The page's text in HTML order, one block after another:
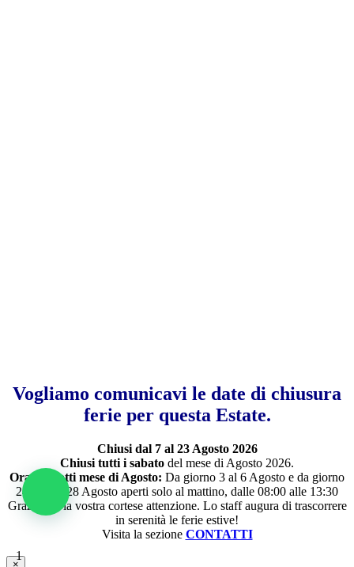
Vogliamo comunicavi le date di chiusura
ferie per questa Estate.
Chiusi dal 7 al 23 Agosto 2026
Chiusi tutti i sabato del mese di Agosto 2026.
Orari ridotti mese di Agosto: Da giorno 3 al 6 Agosto e da giorno
24 fino al 28 Agosto aperti solo al mattino, dalle 08:00 alle 13:30
Grazie per la vostra cortese attenzione. Lo staff augura di trascorrere
in serenità le ferie estive!
Visita la sezione CONTATTI
×
1